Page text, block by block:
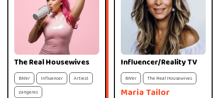
The Real Housewives
BN'er Influencer
Artiest
zangeres
Maria Tailor
Influencer/Reality TV
BN'er The Real Housewives